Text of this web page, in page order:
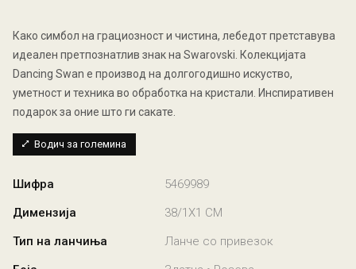
Како симбол на грациозност и чистина, лебедот претставува
идеален претпознатлив знак на Swarovski. Колекцијата
Dancing Swan e производ на долгогодишно искуство,
уметност и техника во обработка на кристали. Инспиративен
подарок за оние што ги сакате.
Водич за големина
Шифра
5469989
Димензија
38/1X1 CM
Тип на ланчиња
Ланче со привезок